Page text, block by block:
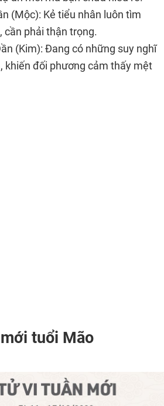
(Mộc): Kẻ tiểu nhân luôn tìm
cần phải thận trọng.
(Kim): Đang có những suy nghĩ
khiến đối phương cảm thấy mệt
tuổi Mão